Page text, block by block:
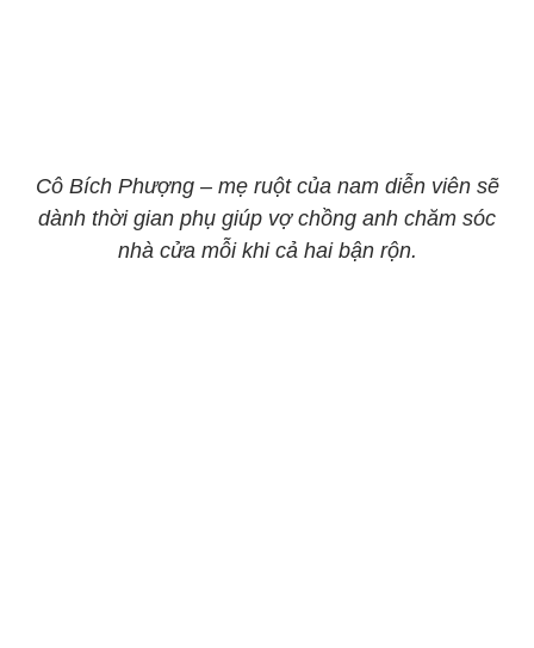
Cô Bích Phượng – mẹ ruột của nam diễn viên sẽ
dành thời gian phụ giúp vợ chồng anh chăm sóc
nhà cửa mỗi khi cả hai bận rộn.